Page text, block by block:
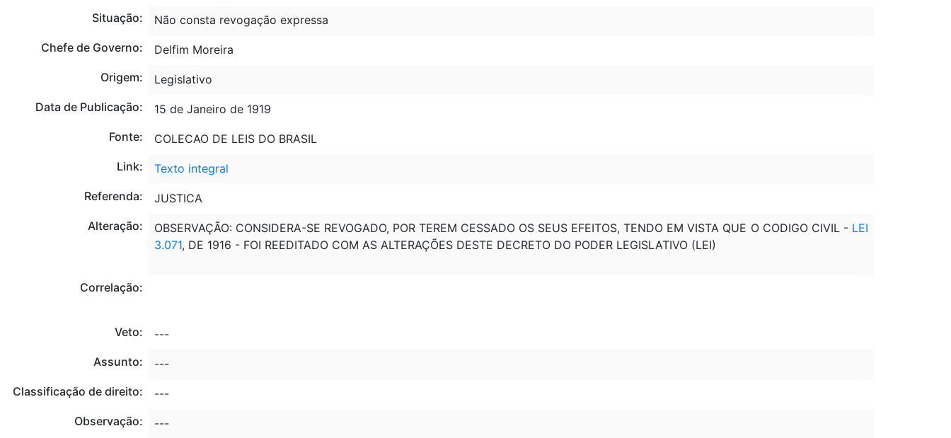
Situação:
Não consta revogação expressa
Chefe de Governo:
Delfim Moreira
Origem:
Legislativo
Data de Publicação:
15 de Janeiro de 1919
Fonte:
COLECAO DE LEIS DO BRASIL
Link:
Texto integral
Referenda:
JUSTICA
Alteração:
OBSERVAÇÃO: CONSIDERA-SE REVOGADO, POR TEREM CESSADO OS SEUS EFEITOS, TENDO EM VISTA QUE O CODIGO CIVIL -LEI
3.071, DE 1916 - FOI REEDITADO COM AS ALTERAÇÕES DESTE DECRETO DO PODER LEGISLATIVO (LEI)
Correlação:
Veto:
---
Assunto:
---
Classificação de direito:
---
Observação:
---